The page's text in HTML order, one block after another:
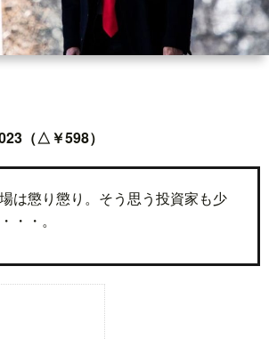
勢
マ
（△￥598）
は懲り懲り。そう思う投資家も少
・・。